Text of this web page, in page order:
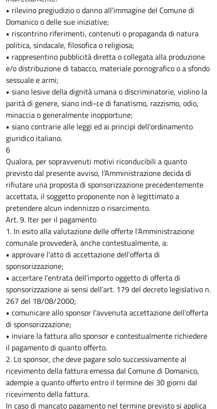
• rilevino pregiudizio o danno all’immagine del Comune di
Domanico o delle sue iniziative;
• riscontrino riferimenti, contenuti o propaganda di natura
politica, sindacale, filosofica o religiosa;
• rappresentino pubblicità diretta o collegata alla produzione
e/o distribuzione di tabacco, materiale pornografico o a sfondo
sessuale e armi;
• siano lesive della dignità umana o discriminatorie, violino la
parità di genere, siano indi-ce di fanatismo, razzismo, odio,
minaccia o generalmente inopportune;
• siano contrarie alle leggi ed ai principi dell'ordinamento
giuridico italiano.
6
Qualora, per sopravvenuti motivi riconducibili a quanto
previsto dal presente avviso, l’Amministrazione decida di
rifiutare una proposta di sponsorizzazione precedentemente
accettata, il soggetto proponente non è legittimato a
pretendere alcun indennizzo o risarcimento.
Art. 9. Iter per il pagamento
1. In esito alla valutazione delle offerte l’Amministrazione
comunale provvederà, anche contestualmente, a:
• approvare l’atto di accettazione dell’offerta di
sponsorizzazione;
• accertare l’entrata dell’importo oggetto di offerta di
sponsorizzazione ai sensi dell’art. 179 del decreto legislativo n.
267 del 18/08/2000;
• comunicare allo sponsor l’avvenuta accettazione dell’offerta
di sponsorizzazione;
• inviare la fattura allo sponsor e contestualmente richiedere
il pagamento di quanto offerto.
2. Lo sponsor, che deve pagare solo successivamente al
ricevimento della fattura emessa dal Comune di Domanico,
adempie a quanto offerto entro il termine dei 30 giorni dal
ricevimento della fattura.
In caso di mancato pagamento nel termine previsto si applica